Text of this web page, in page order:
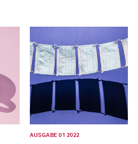
AUSGABE 01 2022